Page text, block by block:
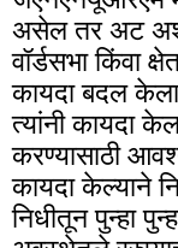
असेल तर अट अशी
वॉर्डसभा किंवा
कायदा बदल केला
त्यांनी कायदा
करण्यासाठी
कायदा केल्याने
निधीतून पुन्हा